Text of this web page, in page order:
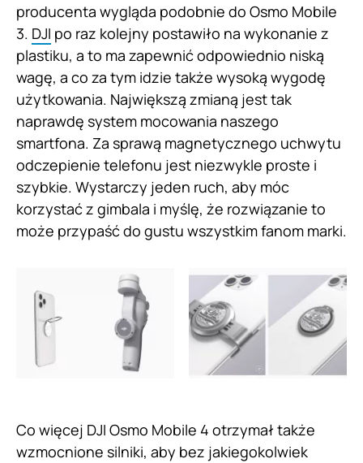
producenta wygląda podobnie do Osmo Mobile
3. DJI po raz kolejny postawiło na wykonanie z
plastiku, a to ma zapewnić odpowiednio niską
wagę, a co za tym idzie także wysoką wygodę
użytkowania. Największą zmianą jest tak
naprawdę system mocowania naszego
smartfona. Za sprawą magnetycznego uchwytu
odczepienie telefonu jest niezwykle proste i
szybkie. Wystarczy jeden ruch, aby móc
korzystać z gimbala i myślę, że rozwiązanie to
może przypaść do gustu wszystkim fanom marki.
Co więcej DJI Osmo Mobile 4 otrzymał także
wzmocnione silniki, aby bez jakiegokolwiek